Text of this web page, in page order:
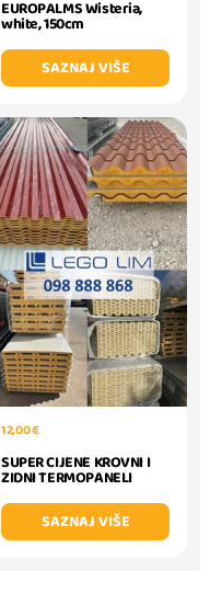
EUROPALMS Wisteria,
white, 150cm
SAZNAJ VIŠE
12,00 €
SUPER CIJENE KROVNI I
ZIDNI TERMOPANELI
SAZNAJ VIŠE